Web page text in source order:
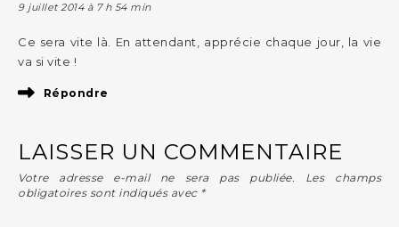
9 juillet 2014 à 7 h 54 min
Ce sera vite là. En attendant, apprécie chaque jour, la vie
va si vite !
Répondre
LAISSER UN COMMENTAIRE
Votre adresse e-mail ne sera pas publiée.
Les champs
obligatoires sont indiqués avec *